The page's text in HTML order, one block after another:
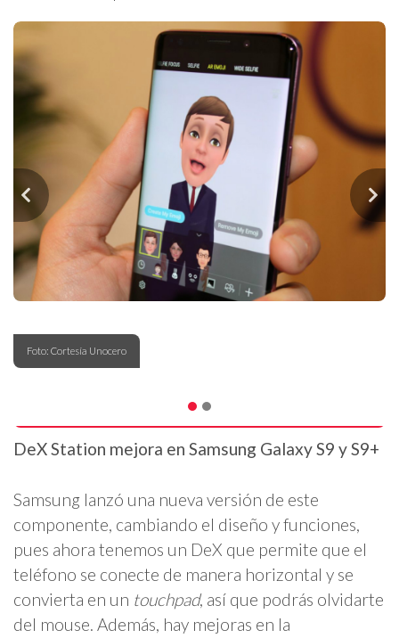
Foto: Cortesía Unocero
DeX Station mejora en Samsung Galaxy S9 y S9+
Samsung lanzó una nueva versión de este
componente, cambiando el diseño y funciones,
pues ahora tenemos un DeX que permite que el
teléfono se conecte de manera horizontal y se
convierta en un touchpad, así que podrás olvidarte
del mouse. Además, hay mejoras en la